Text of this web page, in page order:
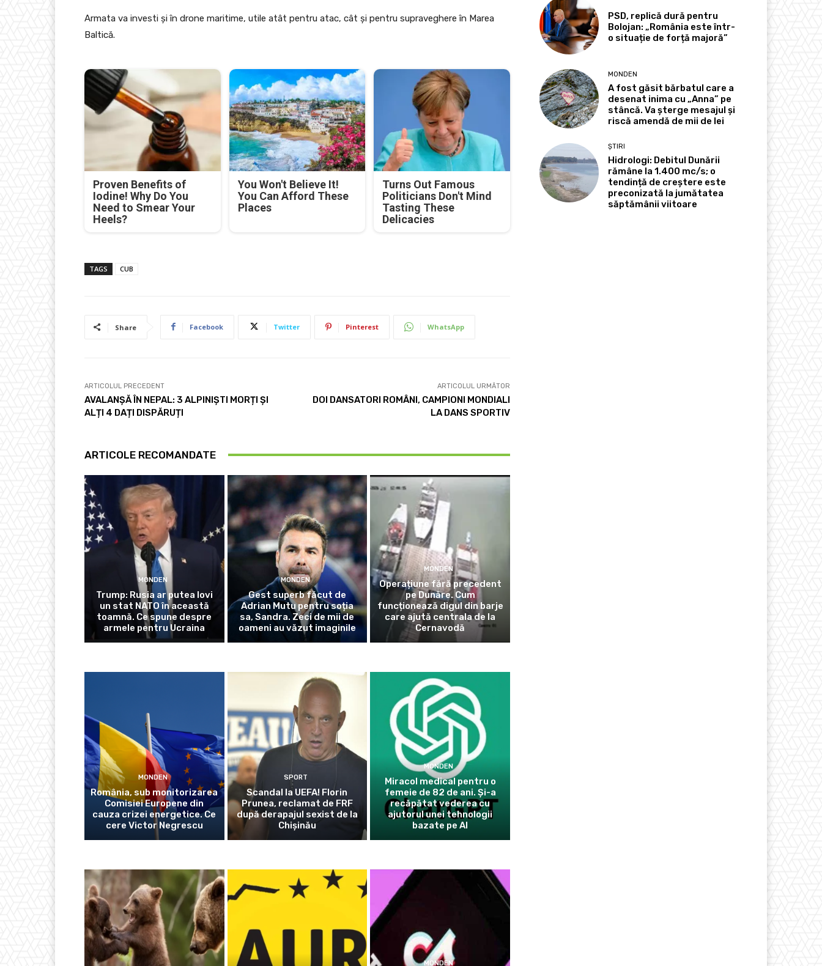
Armata va investi și în drone maritime, utile atât pentru atac, cât și pentru supraveghere în Marea
Baltică.
Proven Benefits of
Iodine! Why Do You
Need to Smear Your
Heels?
You Won't Believe It!
You Can Afford These
Places
Turns Out Famous
Politicians Don't Mind
Tasting These
Delicacies
TAGS CUB
Share Facebook Twitter Pinterest WhatsApp
ARTICOLUL PRECEDENT
AVALANȘĂ ÎN NEPAL: 3 ALPINIȘTI MORȚI ȘI
ALȚI 4 DAȚI DISPĂRUȚI
ARTICOLUL URMĂTOR
DOI DANSATORI ROMÂNI, CAMPIONI MONDIALI
LA DANS SPORTIV
ARTICOLE RECOMANDATE
MONDEN
Trump: Rusia ar putea lovi
un stat NATO în această
toamnă. Ce spune despre
armele pentru Ucraina
MONDEN
Gest superb făcut de
Adrian Mutu pentru soția
sa, Sandra. Zeci de mii de
oameni au văzut imaginile
MONDEN
Operațiune fără precedent
pe Dunăre. Cum
funcționează digul din barje
care ajută centrala de la
Cernavodă
MONDEN
România, sub monitorizarea
Comisiei Europene din
cauza crizei energetice. Ce
cere Victor Negrescu
SPORT
Scandal la UEFA! Florin
Prunea, reclamat de FRF
după derapajul sexist de la
Chișinău
MONDEN
Miracol medical pentru o
femeie de 82 de ani. Și-a
recăpătat vederea cu
ajutorul unei tehnologii
bazate pe AI
MONDEN
PSD, replică dură pentru
Bolojan: „România este într-
o situație de forță majoră”
MONDEN
A fost găsit bărbatul care a
desenat inima cu „Anna” pe
stâncă. Va șterge mesajul și
riscă amendă de mii de lei
ȘTIRI
Hidrologi: Debitul Dunării
rămâne la 1.400 mc/s; o
tendință de creștere este
preconizată la jumătatea
săptămânii viitoare